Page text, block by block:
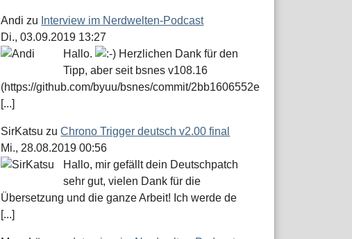
Andi zu Interview im Nerdwelten-Podcast
Di., 03.09.2019 13:27
Hallo.
Herzlichen Dank für den
Tipp, aber seit bsnes v108.16
(https://github.com/byuu/bsnes/commit/2bb1606552e
[...]
SirKatsu zuChrono Trigger deutsch v2.00 final
Mi., 28.08.2019 00:56
Hallo, mir gefällt dein Deutschpatch
sehr gut, vielen Dank für die
Übersetzung und die ganze Arbeit! Ich werde de
[...]